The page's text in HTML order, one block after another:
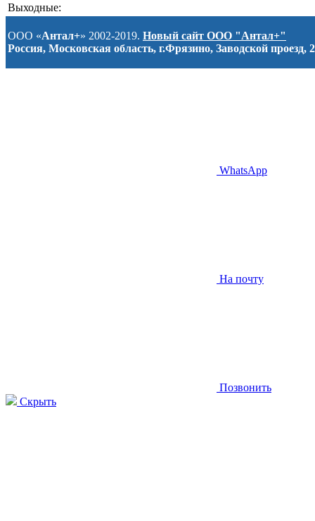
Выходные:
ООО «Антал+» 2002-2019. Новый сайт ООО "Антал+"
Россия, Московская область, г.Фрязино, Заводской проезд, 2
WhatsApp
На почту
Позвонить
Скрыть